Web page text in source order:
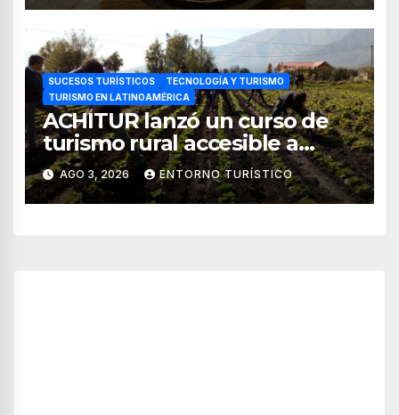
SUCESOS TURÍSTICOS
TECNOLOGÍA Y TURISMO
TURISMO EN LATINOAMÉRICA
ACHITUR lanzó un curso de
turismo rural accesible a
través de WhatsApp
AGO 3, 2026 ENTORNO TURÍSTICO